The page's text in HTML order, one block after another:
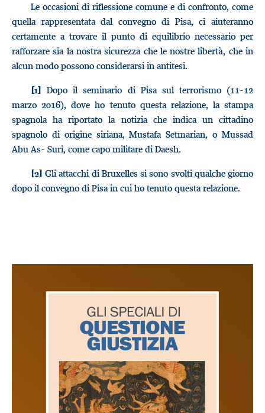
Le occasioni di riflessione comune e di confronto, come
quella rappresentata dal convegno di Pisa, ci aiuteranno
certamente a trovare il punto di equilibrio necessario per
rafforzare sia la nostra sicurezza che le nostre libertà, che in
alcun modo possono considerarsi in antitesi.
[1] Dopo il seminario di Pisa sul terrorismo (11-12
marzo 2016), dove ho tenuto questa relazione, la stampa
spagnola ha riportato la notizia che indica un cittadino
spagnolo di origine siriana, Mustafa Setmarian, o Mussad
Abu As- Suri, come capo militare di Daesh.
[2] Gli attacchi di Bruxelles si sono svolti qualche giorno
dopo il convegno di Pisa in cui ho tenuto questa relazione.